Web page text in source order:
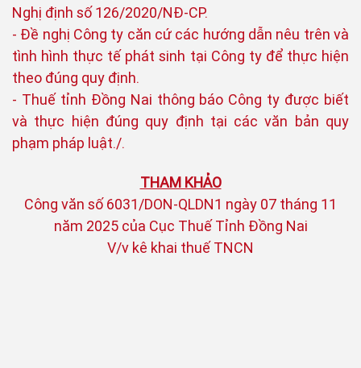
Nghị định số 126/2020/NĐ-CP.
- Đề nghị Công ty căn cứ các hướng dẫn nêu trên và
tình hình thực tế phát sinh tại Công ty để thực hiện
theo đúng quy định.
- Thuế tỉnh Đồng Nai thông báo Công ty được biết
và thực hiện đúng quy định tại các văn bản quy
phạm pháp luật./.
THAM KHẢO
Công văn số 6031/DON-QLDN1 ngày 07 tháng 11
năm 2025 của Cục Thuế Tỉnh Đồng Nai
V/v kê khai thuế TNCN